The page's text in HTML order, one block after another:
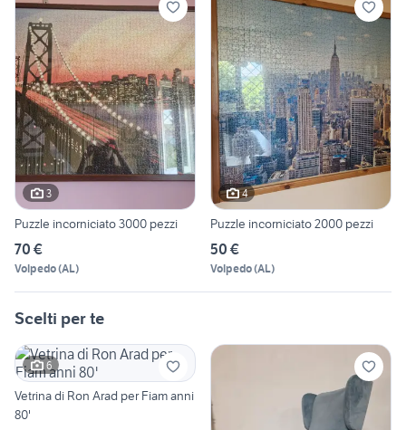
3
Puzzle incorniciato 3000 pezzi
70 €
Volpedo(AL)
4
Puzzle incorniciato 2000 pezzi
50 €
Volpedo(AL)
Scelti per te
6
Vetrina di Ron Arad per Fiam anni
80'